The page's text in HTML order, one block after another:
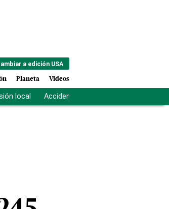
a edición USA
Planeta Videos
local Accidente Los Ríos